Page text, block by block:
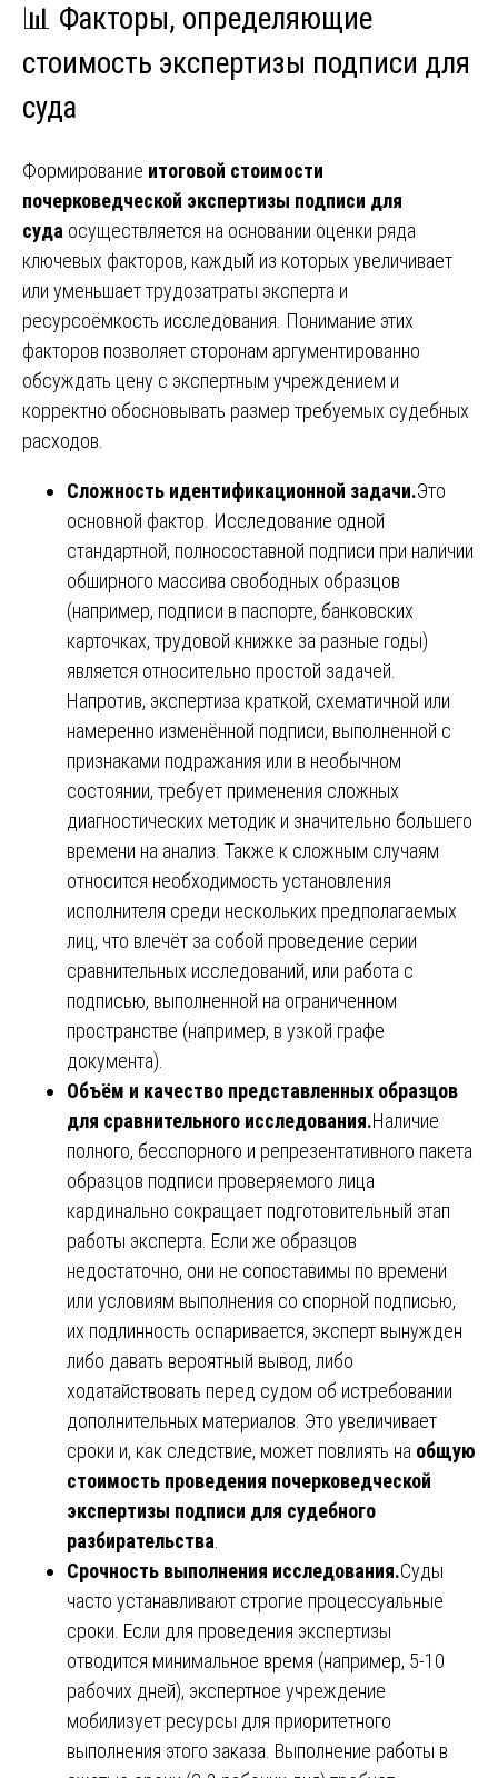
📊 Факторы, определяющие
стоимость экспертизы подписи для
суда
Формирование итоговой стоимости
почерковедческой экспертизы подписи для
суда осуществляется на основании оценки ряда
ключевых факторов, каждый из которых увеличивает
или уменьшает трудозатраты эксперта и
ресурсоёмкость исследования. Понимание этих
факторов позволяет сторонам аргументированно
обсуждать цену с экспертным учреждением и
корректно обосновывать размер требуемых судебных
расходов.
Сложность идентификационной задачи.Это
основной фактор. Исследование одной
стандартной, полносоставной подписи при наличии
обширного массива свободных образцов
(например, подписи в паспорте, банковских
карточках, трудовой книжке за разные годы)
является относительно простой задачей.
Напротив, экспертиза краткой, схематичной или
намеренно изменённой подписи, выполненной с
признаками подражания или в необычном
состоянии, требует применения сложных
диагностических методик и значительно большего
времени на анализ. Также к сложным случаям
относится необходимость установления
исполнителя среди нескольких предполагаемых
лиц, что влечёт за собой проведение серии
сравнительных исследований, или работа с
подписью, выполненной на ограниченном
пространстве (например, в узкой графе
документа).
Объём и качество представленных образцов
для сравнительного исследования.Наличие
полного, бесспорного и репрезентативного пакета
образцов подписи проверяемого лица
кардинально сокращает подготовительный этап
работы эксперта. Если же образцов
недостаточно, они не сопоставимы по времени
или условиям выполнения со спорной подписью,
их подлинность оспаривается, эксперт вынужден
либо давать вероятный вывод, либо
ходатайствовать перед судом об истребовании
дополнительных материалов. Это увеличивает
сроки и, как следствие, может повлиять на общую
стоимость проведения почерковедческой
экспертизы подписи для судебного
разбирательства
Срочность выполнения исследования.Суды
часто устанавливают строгие процессуальные
сроки. Если для проведения экспертизы
отводится минимальное время (например, 5-10
рабочих дней), экспертное учреждение
мобилизует ресурсы для приоритетного
выполнения этого заказа. Выполнение работы в